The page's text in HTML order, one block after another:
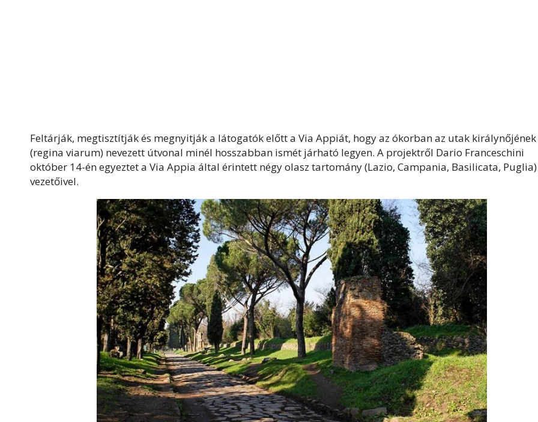
Feltárják, megtisztítják és megnyitják a látogatók előtt a Via Appiát, hogy az ókorban az utak királynőjének
(regina viarum) nevezett útvonal minél hosszabban ismét járható legyen. A projektről Dario Franceschini
október 14-én egyeztet a Via Appia által érintett négy olasz tartomány (Lazio, Campania, Basilicata, Puglia)
vezetőivel.